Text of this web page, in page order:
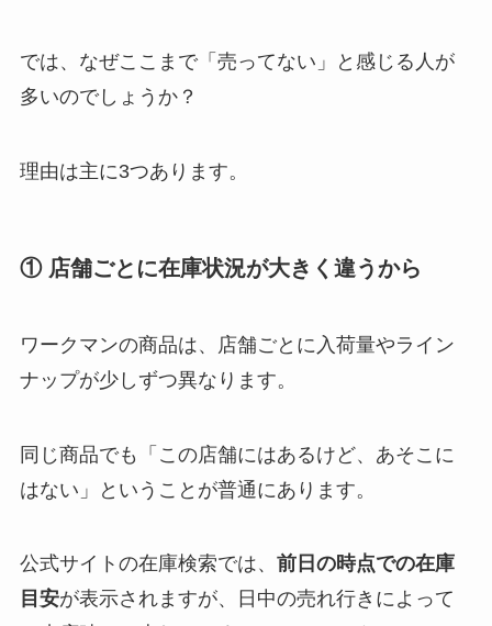
では、なぜここまで「売ってない」と感じる人が
多いのでしょうか？
理由は主に3つあります。
① 店舗ごとに在庫状況が大きく違うから
ワークマンの商品は、店舗ごとに入荷量やライン
ナップが少しずつ異なります。
同じ商品でも「この店舗にはあるけど、あそこに
はない」ということが普通にあります。
公式サイトの在庫検索では、 前日の時点での在庫
目安が表示されますが、日中の売れ行きによって